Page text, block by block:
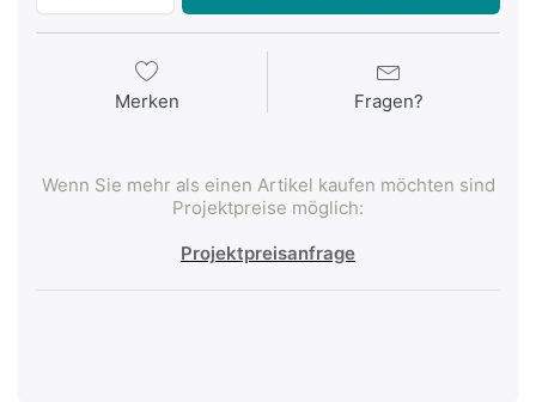
Merken Fragen?
Wenn Sie mehr als einen Artikel kaufen möchten sind
Projektpreise möglich:
Projektpreisanfrage